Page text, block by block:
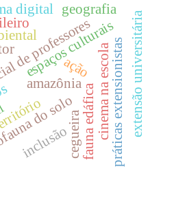
espaços culturais
professorespráticas extensionistas
amazônia
do solofauna edáficacinema na escola
digital
extensão universitária
cegueira
ação
inclusão
geografia